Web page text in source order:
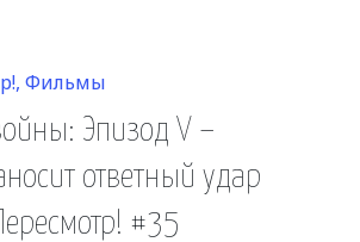
Фильмы
Эпизод V –
ответный удар
#35